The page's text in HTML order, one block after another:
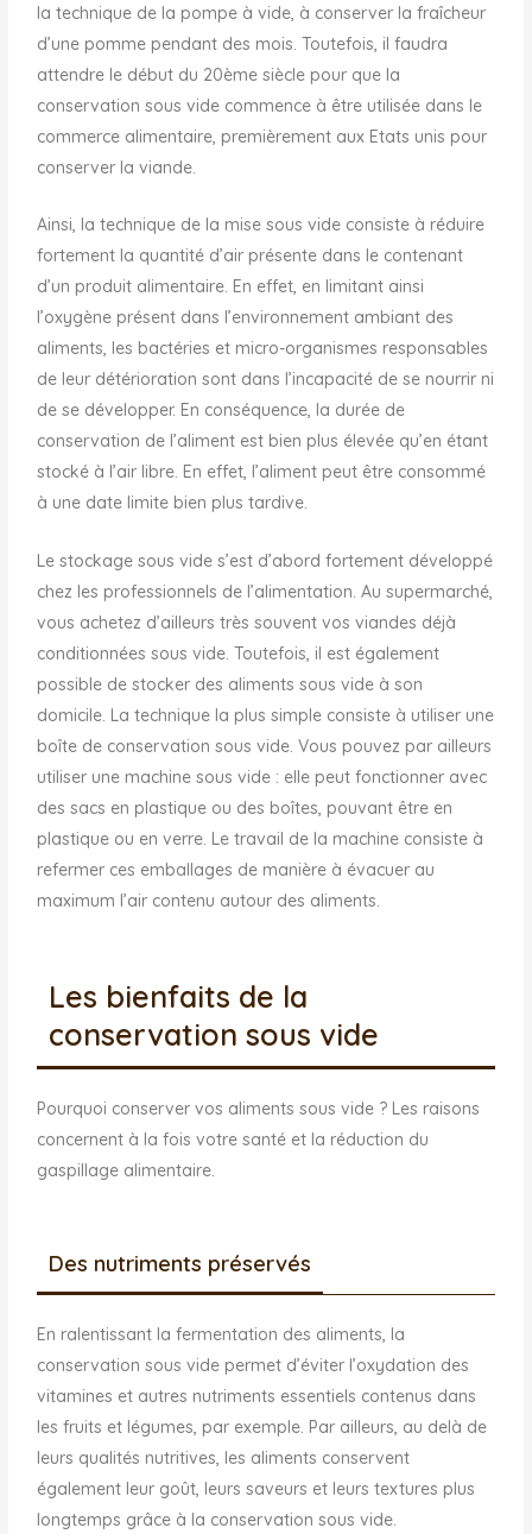
la technique de la pompe à vide, à conserver la fraîcheur
d’une pomme pendant des mois. Toutefois, il faudra
attendre le début du 20ème siècle pour que la
conservation sous vide commence à être utilisée dans le
commerce alimentaire, premièrement aux Etats unis pour
conserver la viande.
Ainsi, la technique de la mise sous vide consiste à réduire
fortement la quantité d’air présente dans le contenant
d’un produit alimentaire. En effet, en limitant ainsi
l’oxygène présent dans l’environnement ambiant des
aliments, les bactéries et micro-organismes responsables
de leur détérioration sont dans l’incapacité de se nourrir ni
de se développer. En conséquence, la durée de
conservation de l’aliment est bien plus élevée qu’en étant
stocké à l’air libre. En effet, l’aliment peut être consommé
à une date limite bien plus tardive.
Le stockage sous vide s’est d’abord fortement développé
chez les professionnels de l’alimentation. Au supermarché,
vous achetez d’ailleurs très souvent vos viandes déjà
conditionnées sous vide. Toutefois, il est également
possible de stocker des aliments sous vide à son
domicile. La technique la plus simple consiste à utiliser une
boîte de conservation sous vide. Vous pouvez par ailleurs
utiliser une machine sous vide : elle peut fonctionner avec
des sacs en plastique ou des boîtes, pouvant être en
plastique ou en verre. Le travail de la machine consiste à
refermer ces emballages de manière à évacuer au
maximum l’air contenu autour des aliments.
Les bienfaits de la
conservation sous vide
Pourquoi conserver vos aliments sous vide ? Les raisons
concernent à la fois votre santé et la réduction du
gaspillage alimentaire.
Des nutriments préservés
En ralentissant la fermentation des aliments, la
conservation sous vide permet d’éviter l’oxydation des
vitamines et autres nutriments essentiels contenus dans
les fruits et légumes, par exemple. Par ailleurs, au delà de
leurs qualités nutritives, les aliments conservent
également leur goût, leurs saveurs et leurs textures plus
longtemps grâce à la conservation sous vide.